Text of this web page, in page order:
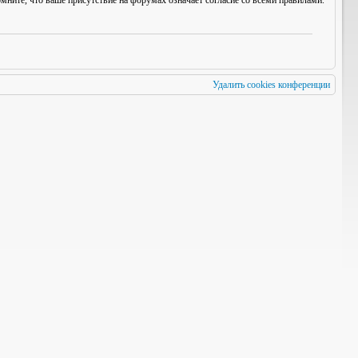
Удалить cookies конференции